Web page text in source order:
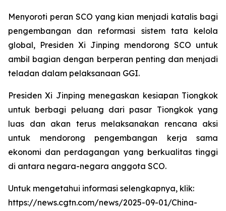
Menyoroti peran SCO yang kian menjadi katalis bagi
pengembangan dan reformasi sistem tata kelola
global, Presiden Xi Jinping mendorong SCO untuk
ambil bagian dengan berperan penting dan menjadi
teladan dalam pelaksanaan GGI.
Presiden Xi Jinping menegaskan kesiapan Tiongkok
untuk berbagi peluang dari pasar Tiongkok yang
luas dan akan terus melaksanakan rencana aksi
untuk mendorong pengembangan kerja sama
ekonomi dan perdagangan yang berkualitas tinggi
di antara negara-negara anggota SCO.
Untuk mengetahui informasi selengkapnya, klik:
https://news.cgtn.com/news/2025-09-01/China-